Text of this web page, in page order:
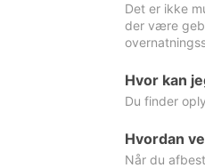
Det er ikke
der være
Hvor kan
Du finder
Hvordan
Når du